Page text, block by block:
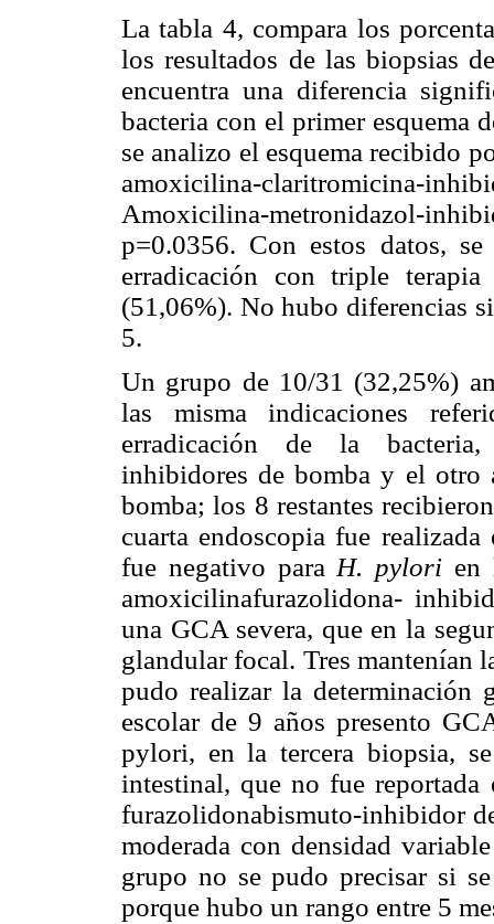
La tabla 4, compara los
los resultados de las biopsias
encuentra una diferencia
bacteria con el primer esquema
se analizo el esquema recibido
amoxicilina-claritromicina-
Amoxicilina-metronidazol-
p=0.0356. Con estos datos,
erradicación con triple
(51,06%). No hubo diferencias
5.
Un grupo de 10/31 (32,25%)
las misma indicaciones
erradicación de la
inhibidores de bomba y el otro
bomba; los 8 restantes
cuarta endoscopia fue
fue negativo paraH. pylori en
amoxicilinafurazolidona-
una GCA severa, que en la
glandular focal. Tres mantenían
pudo realizar la determinación
escolar de 9 años presento
pylori, en la tercera biopsia,
intestinal, que no fue
furazolidonabismuto-inhibidor
moderada con densidad
grupo no se pudo precisar si
porque hubo un rango entre 5